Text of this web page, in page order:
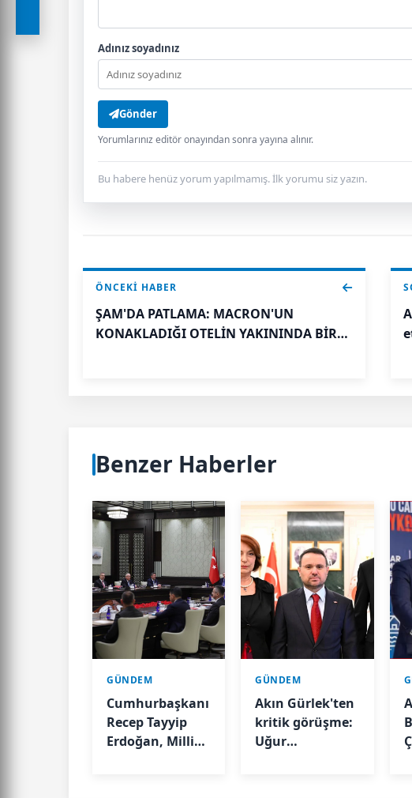
Adınız soyadınız
Gönder
Yorumlarınız editör onayından sonra yayına alınır.
Bu habere henüz yorum yapılmamış. İlk yorumu siz yazın.
ÖNCEKI HABER
ŞAM'DA PATLAMA: MACRON'UN
KONAKLADIĞI OTELİN YAKININDA BİR
Benzer Haberler
GÜNDEM
Cumhurbaşkanı
Recep Tayyip
Erdoğan, Milli
GÜNDEM
Akın Gürlek'ten
kritik görüşme:
Uğur